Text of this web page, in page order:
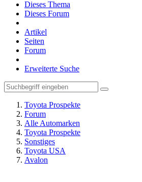
Dieses Thema
Dieses Forum
Artikel
Seiten
Forum
Erweiterte Suche
Toyota Prospekte
Forum
Alle Automarken
Toyota Prospekte
Sonstiges
Toyota USA
Avalon